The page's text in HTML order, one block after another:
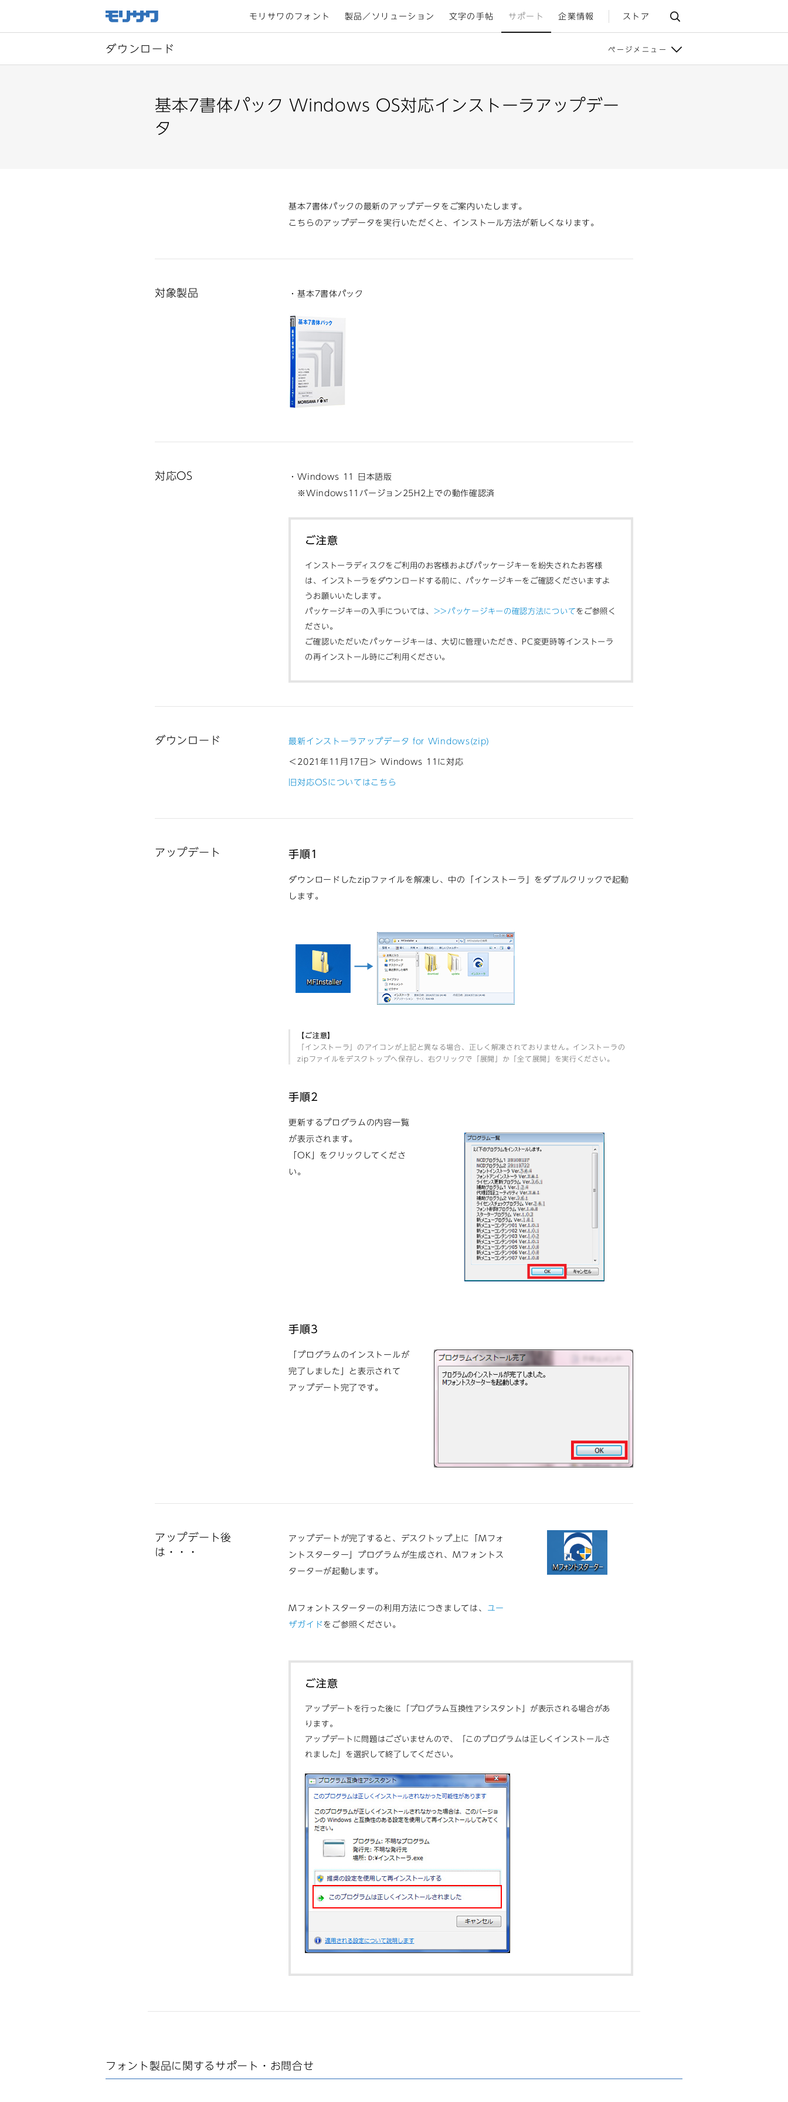
モリサワのフォント 製品／ソリューション 文字の手帖 サポート 企業情報 ストア
ダウンロード ページメニュー
基本7書体パック Windows OS対応インストーラアップデー
タ
基本7書体パックの最新のアップデータをご案内いたします。
こちらのアップデータを実行いただくと、インストール方法が新しくなります。
対象製品 ・基本7書体パック
対応OS
・Windows 11 日本語版
※Windows11バージョン25H2上での動作確認済
ご注意
インストーラディスクをご利用のお客様およびパッケージキーを紛失されたお客様
は、インストーラをダウンロードする前に、パッケージキーをご確認くださいますよ
うお願いいたします。
パッケージキーの入手については、 >>パッケージキーの確認方法についてをご参照く
ださい。
ご確認いただいたパッケージキーは、大切に管理いただき、PC変更時等インストーラ
の再インストール時にご利用ください。
ダウンロード 最新インストーラアップデータ for Windows(zip)
＜2021年11月17日＞ Windows 11に対応
旧対応OSについてはこちら
アップデート 手順1
ダウンロードしたzipファイルを解凍し、中の「インストーラ」をダブルクリックで起動
します。
【ご注意】
「インストーラ」のアイコンが上記と異なる場合、正しく解凍されておりません。インストーラの
zipファイルをデスクトップへ保存し、右クリックで「展開」か「全て展開」を実行ください。
手順2
更新するプログラムの内容一覧
が表示されます。
「OK」をクリックしてくださ
い。
手順3
「プログラムのインストールが
完了しました」と表示されて
アップデート完了です。
アップデート後
は・・・
アップデートが完了すると、デスクトップ上に「Mフォ
ントスターター」プログラムが生成され、Mフォントス
ターターが起動します。
Mフォントスターターの利用方法につきましては、
ユー
ザガイドをご参照ください。
ご注意
アップデートを行った後に「プログラム互換性アシスタント」が表示される場合があ
ります。
アップデートに問題はございませんので、「このプログラムは正しくインストールさ
れました」を選択して終了してください。
フォント製品に関する サポート・お問合せ